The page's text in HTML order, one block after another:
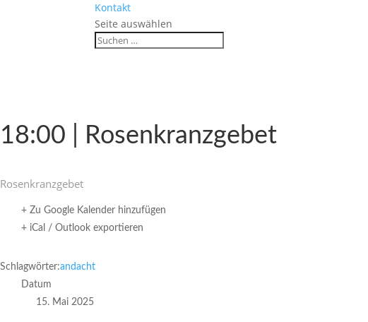
Kontakt
Seite auswählen
18:00 | Rosenkranzgebet
Rosen­kranz­gebet
+ Zu Google Kalender hinzufügen
+ iCal / Outlook exportieren
Schlagwörter:andacht
Datum
15. Mai 2025